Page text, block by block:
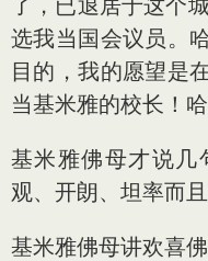
了，已退居于这个
选我当国会议员。
目的，我的愿望是
当基米雅的校长！哈
基米雅佛母才说几
观、开朗、坦率而
基米雅佛母讲欢喜